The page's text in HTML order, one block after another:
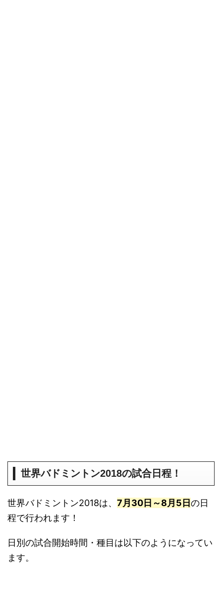
世界バドミントン2018の試合日程！
世界バドミントン2018は、 7月30日～8月5日の日
程で行われます！
日別の試合開始時間・種目は以下のようになってい
ます。